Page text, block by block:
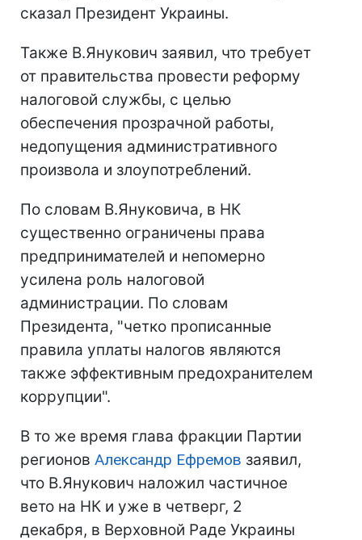
сказал Президент Украины.
Также В.Янукович заявил, что требует
от правительства провести реформу
налоговой службы, с целью
обеспечения прозрачной работы,
недопущения административного
произвола и злоупотреблений.
По словам В.Януковича, в НК
существенно ограничены права
предпринимателей и непомерно
усилена роль налоговой
администрации. По словам
Президента, "четко прописанные
правила уплаты налогов являются
также эффективным предохранителем
коррупции".
В то же время глава фракции Партии
регионов Александр Ефремов заявил,
что В.Янукович наложил частичное
вето на НК и уже в четверг, 2
декабря, в Верховной Раде Украины